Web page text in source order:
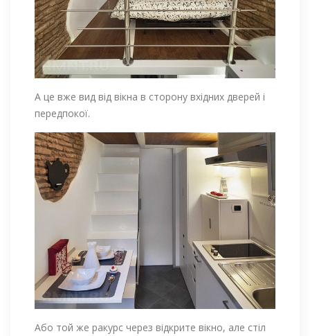
А це вже вид від вікна в сторону вхідних дверей і
передпокої.
Або той же ракурс через відкрите вікно, але стіл